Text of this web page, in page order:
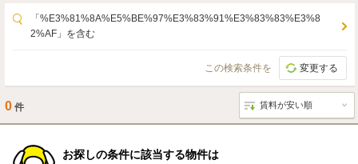
「%E3%81%8A%E5%BE%97%E3%83%91%E3%83%83%E3%8
2%AF」を含む
この検索条件を 変更する
0 件
お探しの条件に該当する物件は